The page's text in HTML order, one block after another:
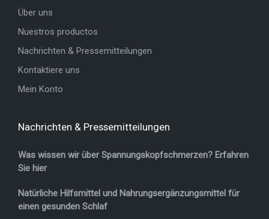
Über uns
Nuestros productos
Nachrichten & Pressemitteilungen
Kontaktiere uns
Mein Konto
Nachrichten & Pressemitteilungen
Was wissen wir über Spannungskopfschmerzen? Erfahren
Sie hier
Natürliche Hilfsmittel und Nahrungsergänzungsmittel für
einen gesunden Schlaf